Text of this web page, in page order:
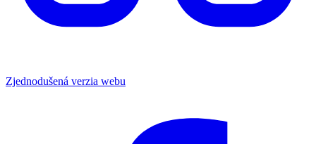
Zjednodušená verzia webu